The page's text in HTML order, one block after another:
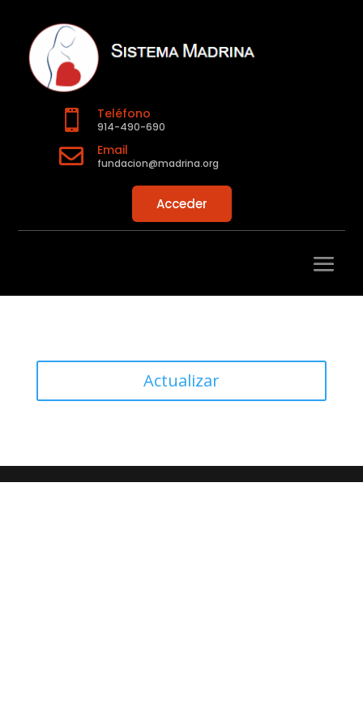
 Teléfono
914-490-690
 Email
fundacion@madrina.org
Acceder
Actualizar